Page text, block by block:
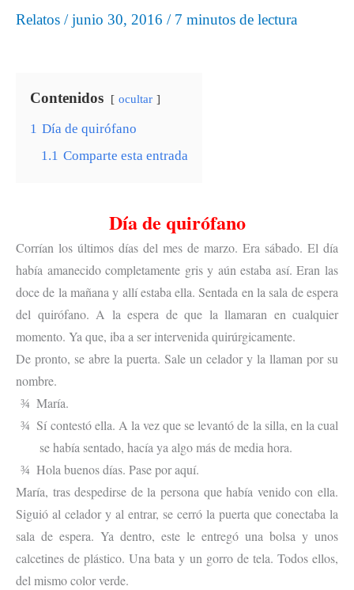
Relatos /junio 30, 2016 / 7 minutos de lectura
Contenidos ocultar
1 Día de quirófano
1.1 Comparte esta entrada
Día de quirófano
Corrían los últimos días del mes de marzo. Era sábado. El día
había amanecido completamente gris y aún estaba así. Eran las
doce de la mañana y allí estaba ella. Sentada en la sala de espera
del quirófano. A la espera de que la llamaran en cualquier
momento. Ya que, iba a ser intervenida quirúrgicamente.
De pronto, se abre la puerta. Sale un celador y la llaman por su
nombre.
¾ María.
¾ Sí contestó ella. A la vez que se levantó de la silla, en la cual
se había sentado, hacía ya algo más de media hora.
¾ Hola buenos días. Pase por aquí.
María, tras despedirse de la persona que había venido con ella.
Siguió al celador y al entrar, se cerró la puerta que conectaba la
sala de espera. Ya dentro, este le entregó una bolsa y unos
calcetines de plástico. Una bata y un gorro de tela. Todos ellos,
del mismo color verde.